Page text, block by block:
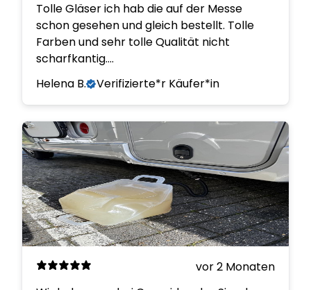
Tolle Gläser ich hab die auf der Messe
schon gesehen und gleich bestellt. Tolle
Farben und sehr tolle Qualität nicht
scharfkantig….
Helena B.
Verifizierte*r Käufer*in
vor 2 Monaten